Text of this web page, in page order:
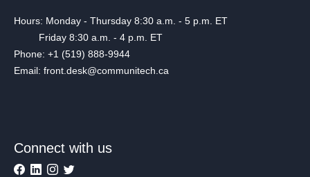
Hours: Monday - Thursday 8:30 a.m. - 5 p.m. ET
Friday 8:30 a.m. - 4 p.m. ET
Phone: +1 (519) 888-9944
Email: front.desk@communitech.ca
Connect with us